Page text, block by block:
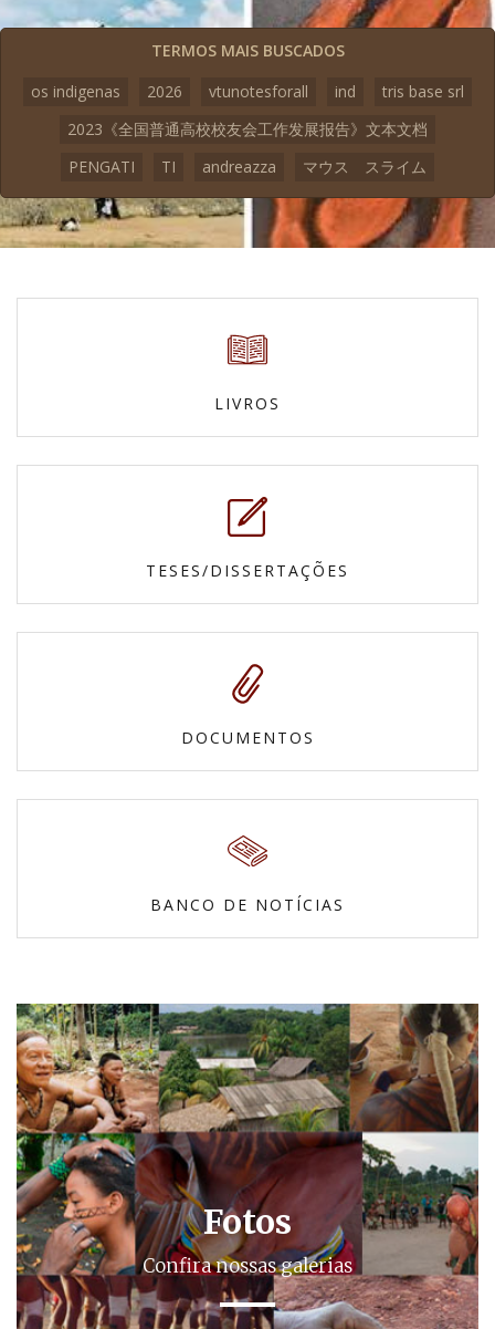
TERMOS MAIS BUSCADOS
os indigenas
2026 vtunotesforall ind
tris base srl
2023《全国普通高校校友会工作发展报告》文本文档
PENGATI
TI andreazza マウス スライム
LIVROS
TESES/DISSERTAÇÕES
DOCUMENTOS
BANCO DE NOTÍCIAS
Fotos
Confira nossas galerias